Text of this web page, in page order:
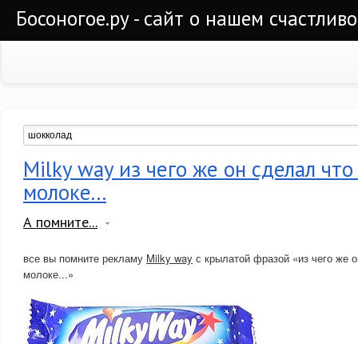
Босоногое.ру - сайт о нашем
Milky way из чего же он сделал
молоке...
А помните...
все вы помните рекламу Milky way с крылатой фразой «из чего же
молоке...»